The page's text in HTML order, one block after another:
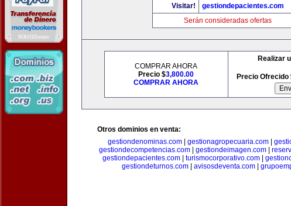
Visitar!
gestiondepacientes.com
Serán consideradas ofertas
COMPRAR AHORA
Precio $3,800.00
COMPRAR AHORA
Realizar
Precio Ofrecido
Otros dominios en venta:
gestiondenominas.com| gestionagropecuaria.com|
gestiondecompetencias.com| gestiondeimagen.com|
gestiondepacientes.com| turismocorporativo.com|
gestiondeturnos.com| avisosdeventa.com|